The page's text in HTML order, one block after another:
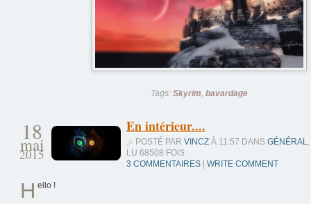
Tags: Skyrim bavardage
18
mai
2015
En intérieur....
POSTÉ PAR VINCZ À 11:57 DANS GÉNÉRAL,
LU 68508 FOIS
3 COMMENTAIRES
WRITE COMMENT
H ello !